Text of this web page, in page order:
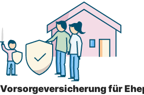
Vorsorgeversicherung für